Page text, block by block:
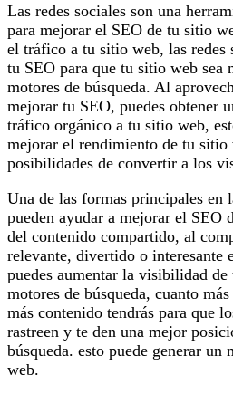
Las redes sociales son una
para mejorar el SEO de tu sitio
el tráfico a tu sitio web, las redes
tu SEO para que tu sitio web sea
motores de búsqueda. Al
mejorar tu SEO, puedes obtener
tráfico orgánico a tu sitio web,
mejorar el rendimiento de tu sitio
posibilidades de convertir a los
Una de las formas principales en
pueden ayudar a mejorar el SEO
del contenido compartido, al
relevante, divertido o interesante
puedes aumentar la visibilidad
motores de búsqueda, cuanto
más contenido tendrás para que
rastreen y te den una mejor
búsqueda. esto puede generar
web.